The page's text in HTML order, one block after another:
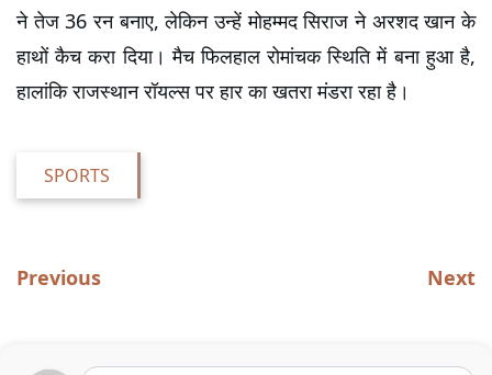
ने तेज 36 रन बनाए, लेकिन उन्हें मोहम्मद सिराज ने अरशद खान के
हाथों कैच करा दिया। मैच फिलहाल रोमांचक स्थिति में बना हुआ है,
हालांकि राजस्थान रॉयल्स पर हार का खतरा मंडरा रहा है।
SPORTS
Previous Next